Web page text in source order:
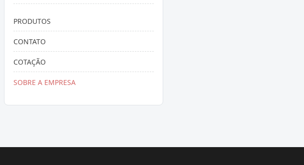
PRODUTOS
CONTATO
COTAÇÃO
SOBRE A EMPRESA